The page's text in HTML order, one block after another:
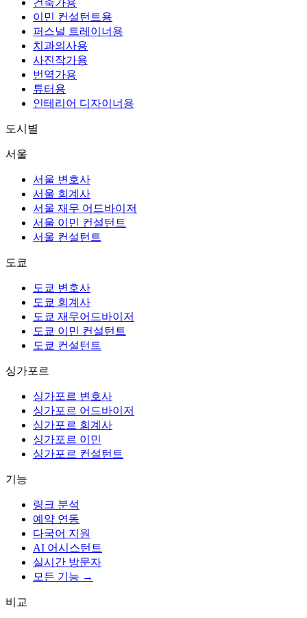
건축가용
이민 컨설턴트용
퍼스널 트레이너용
치과의사용
사진작가용
번역가용
튜터용
인테리어 디자이너용
도시별
서울
서울 변호사
서울 회계사
서울 재무 어드바이저
서울 이민 컨설턴트
서울 컨설턴트
도쿄
도쿄 변호사
도쿄 회계사
도쿄 재무어드바이저
도쿄 이민 컨설턴트
도쿄 컨설턴트
싱가포르
싱가포르 변호사
싱가포르 어드바이저
싱가포르 회계사
싱가포르 이민
싱가포르 컨설턴트
기능
링크 분석
예약 연동
다국어 지원
AI 어시스턴트
실시간 방문자
모든 기능 →
비교